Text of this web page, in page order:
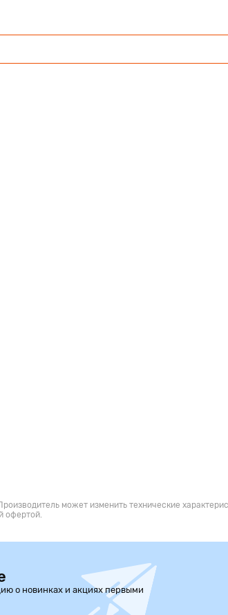
может изменить технические
офертой.
о новинках и акциях первыми